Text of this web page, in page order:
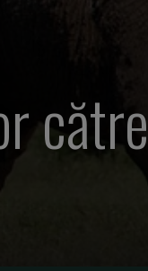
către